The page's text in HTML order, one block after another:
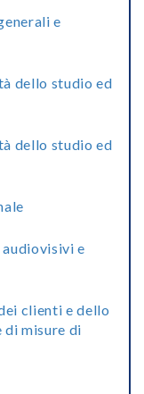
e
dello studio ed
dello studio ed
e
clienti e dello
di misure di